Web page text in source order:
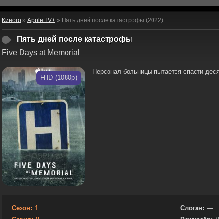
Киного » Apple TV+ » Пять дней после катастрофы (2022)
Пять дней после катастрофы
Five Days at Memorial
FHD (1080p)
Персонал больницы пытается спасти
Сезон: 1
Слоган: —